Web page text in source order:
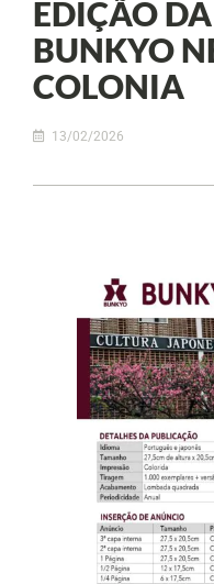
EDIÇÃO
BUNKYO
COLONIA
13/02/2026